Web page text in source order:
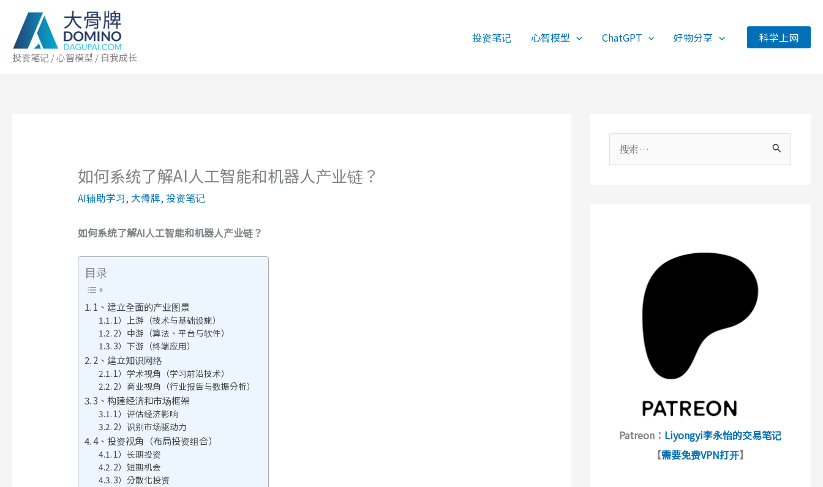
投资笔记 / 心智模型 / 自我成长
投资笔记 心智模型 ChatGPT 好物分享 科学上网
如何系统了解AI人工智能和机器人产业链？
AI辅助学习, 大骨牌,投资笔记
如何系统了解AI人工智能和机器人产业链？
目录
1、建立全面的产业图景
1）上游（技术与基础设施）
2）中游（算法、平台与软件）
3）下游（终端应用）
2、建立知识网络
1）学术视角（学习前沿技术）
2）商业视角（行业报告与数据分析）
3、构建经济和市场框架
1）评估经济影响
2）识别市场驱动力
4、投资视角（布局投资组合）
1）长期投资
2）短期机会
3）分散化投资
索
Patreon： Liyongyi李永怡的交易笔记
【需要免费VPN打开】